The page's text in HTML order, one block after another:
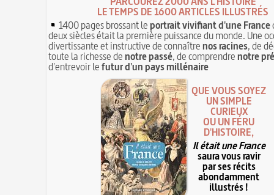
LE TEMPS DE 1600 ARTICLES ILLUSTRÉS
1400 pages brossant leportrait vivifiant d'une France
deux siècles était la première puissance du monde. Une
divertissante et instructive de connaîtrenos racines, de
toute la richesse denotre passé, de comprendrenotre
d'entrevoir lefutur d'un pays millénaire
QUE VOUS SOYEZ
UN SIMPLE
CURIEUX
OU UN FÉRU
D'HISTOIRE,
Il était une France
saura vous ravir
par ses récits
abondamment
illustrés !